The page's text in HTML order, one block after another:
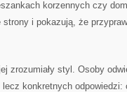
korzennych czy
i pokazują, że
zrozumiały styl. Osoby
konkretnych odpowiedzi: